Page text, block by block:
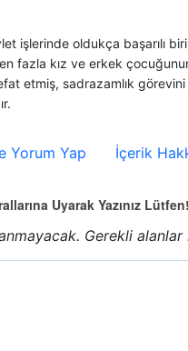
işlerinde oldukça başarılı
fazla kız ve erkek
etmiş, sadrazamlık
Yorum Yap İçerik
Uyarak Yazınız Lütfen!
Gerekli alanlar